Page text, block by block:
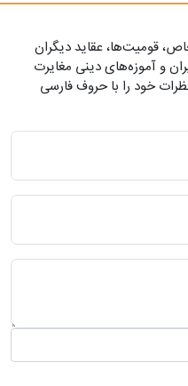
قومیت‌ها، عقاید دیگران
و آموزه‌های دینی مغایرت
خود را با حروف فارسی